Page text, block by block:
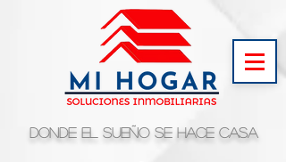
Donde el sueño se hace casa